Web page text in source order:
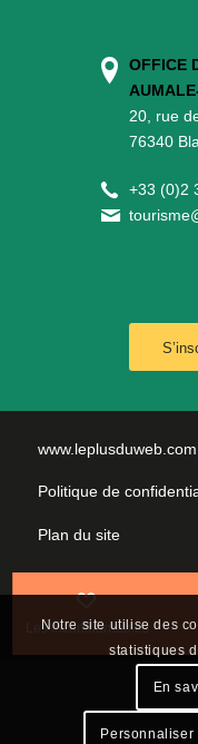
Les incontournables
OFFICE
20, rue
76340
+33 (0)2
www.leplusduweb.com
Politique de
Plan du site
Mentions légales
Nous contacter
Notre site utilise des
statistiques
En